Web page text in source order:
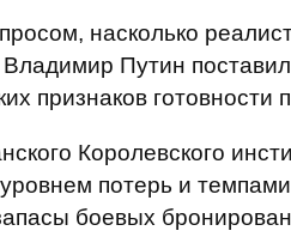
насколько
Владимир Путин
признаков готовности
Королевского
потерь и
боевых